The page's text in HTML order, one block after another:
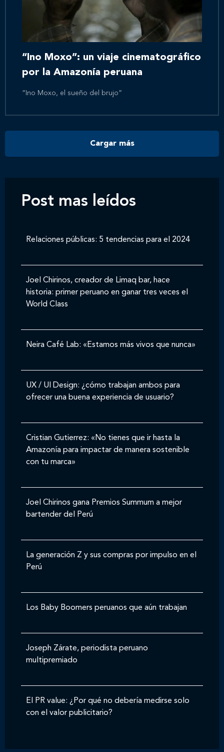
Inicio
Nosotros
Novedades
Contáctanos
“Ino Moxo”: un viaje cinematográfico
por la Amazonía peruana
“Ino Moxo, el sueño del brujo”
Cargar más
Post mas leídos
Relaciones públicas: 5 tendencias para el 2024
Joel Chirinos, creador de Limaq bar, hace
historia: primer peruano en ganar tres veces el
World Class
Neira Café Lab: «Estamos más vivos que nunca»
UX / UI Design: ¿cómo trabajan ambos para
ofrecer una buena experiencia de usuario?
Cristian Gutierrez: «No tienes que ir hasta la
Amazonía para impactar de manera sostenible
con tu marca»
Joel Chirinos gana Premios Summum a mejor
bartender del Perú
La generación Z y sus compras por impulso en el
Perú
Los Baby Boomers peruanos que aún trabajan
Joseph Zárate, periodista peruano
multipremiado
El PR value: ¿Por qué no debería medirse solo
con el valor publicitario?